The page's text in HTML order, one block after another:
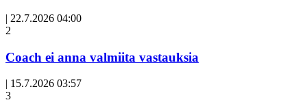
| 22.7.2026 04:00
Avoin
2
Coach ei anna valmiita vastauksia
| 15.7.2026 03:57
3